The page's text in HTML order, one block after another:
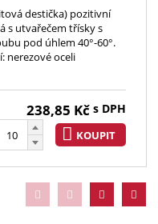
destička) pozitivní
s utvařečem třísky s
pod úhlem 40°-60°.
nerezové oceli
238,85 Kč s DPH
KOUPIT